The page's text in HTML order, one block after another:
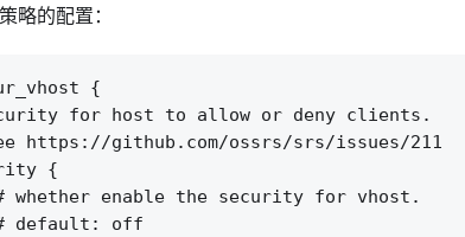
略的配置：
{
for host to allow or deny clients.
https://github.com/ossrs/srs/issues/211
{
whether enable the security for vhost.
default: off